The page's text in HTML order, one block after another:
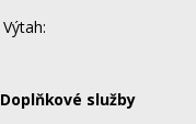
Výtah:
Doplňkové služby